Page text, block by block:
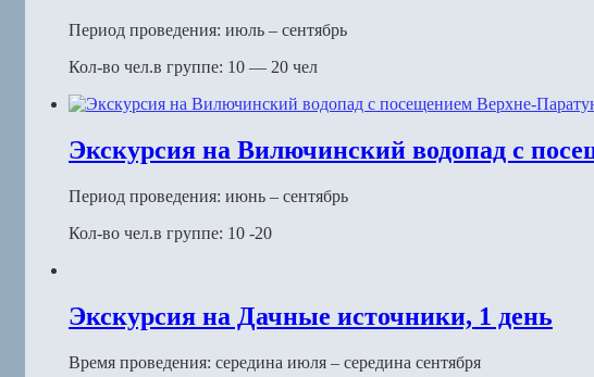
Период проведения: июль – сентябрь
Кол-во чел.в группе: 10 — 20 чел
Экскурсия на Вилючинский водопад с
Период проведения: июнь – сентябрь
Кол-во чел.в группе: 10 -20
Экскурсия на Дачные источники, 1 день
Время проведения: середина июля – середина сентября